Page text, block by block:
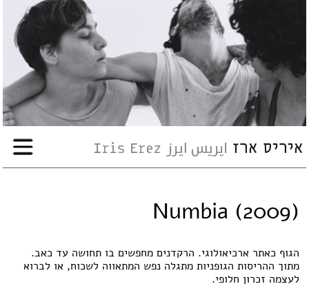
אודות
שיתופי-פעולה
ארועים
סדנאות
Numbia (2009)
הגוף כאתר ארכיאולוגי. הרקדנים מחפשים בו תחושה עד כאב.
מתוך ההריסות הגופניות מתגלה נפש המתאווה לשכוח, או לברוא
לעצמה זכרון חלופי.